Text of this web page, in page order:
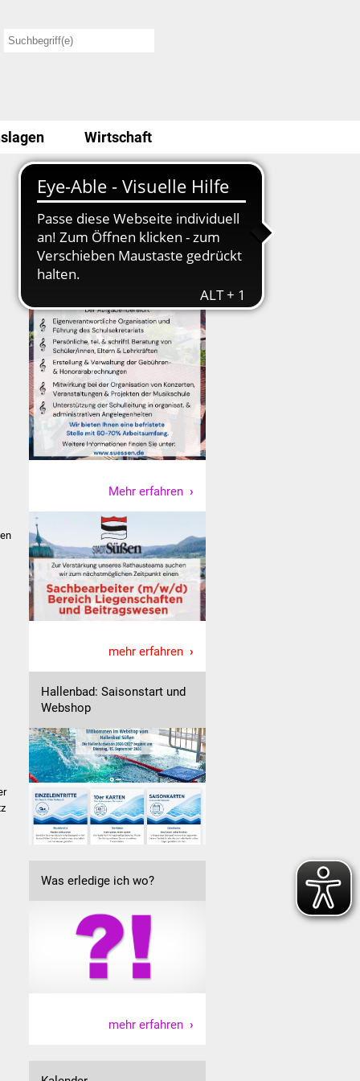
Wirtschaft
Stellenausschreibung
Mehr erfahren
mehr erfahren
Hallenbad: Saisonstart und
Webshop
Was erledige ich wo?
mehr erfahren